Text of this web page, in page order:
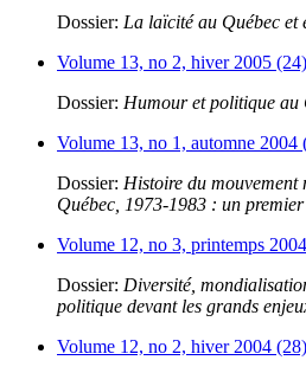
Dossier: La laïcité au Québec et
Volume 13, no 2, hiver 2005 (24)
Dossier: Humour et politique au
Volume 13, no 1, automne 2004
Dossier: Histoire du mouvement
Québec, 1973-1983 : un
Volume 12, no 3, printemps
Dossier: Diversité,
politique devant les grands
Volume 12, no 2, hiver 2004 (28)